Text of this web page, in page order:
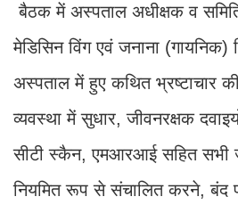
बैठक में अस्पताल अधीक्षक व
मेडिसिन विंग एवं जनाना
अस्पताल में हुए कथित भ्रष्टाचार
व्यवस्था में सुधार, जीवनरक्षक
सीटी स्कैन, एमआरआई सहित सभी
नियमित रूप से संचालित करने, बंद